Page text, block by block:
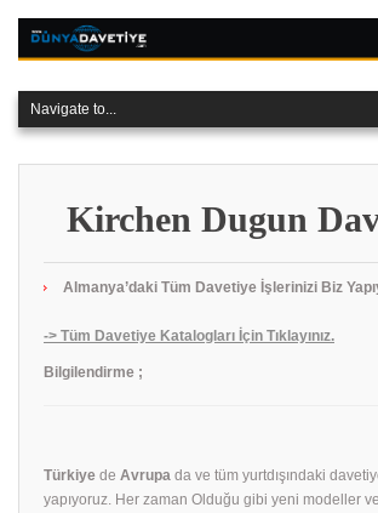
Kirchen Dugun
Almanya’daki Tüm Davetiye İşlerinizi Biz
-> Tüm Davetiye Katalogları İçin Tıklayınız.
Bilgilendirme ;
Türkiye de Avrupa da ve tüm yurtdışındaki
yapıyoruz. Her zaman Olduğu gibi yeni modeller